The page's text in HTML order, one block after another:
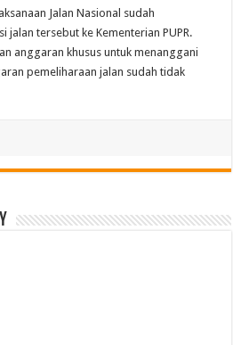
Jalan Nasional sudah
jalan tersebut ke Kementerian PUPR.
anggaran khusus untuk menanggani
pemeliharaan jalan sudah tidak